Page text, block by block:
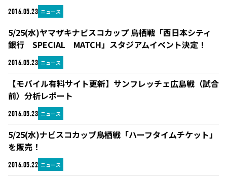
2016.05.23 ニュース
2016.05.23 ニュース
5/25(水)ヤマザキナビスコカップ 鳥栖戦「西日本シティ
銀行 SPECIAL MATCH」スタジアムイベント決定！
2016.05.23 ニュース
【モバイル有料サイト更新】サンフレッチェ広島戦（試合
前）分析レポート
2016.05.22 ニュース
5/25(水)ナビスコカップ鳥栖戦「ハーフタイムチケット」
を販売！